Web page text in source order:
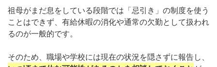
祖母がまだ息をしている段階では「忌引き」の制度を使う
ことはできず、有給休暇の消化や通常の欠勤として扱われ
るのが一般的です。
そのため、職場や学校には現在の状況を隠さずに報告し、